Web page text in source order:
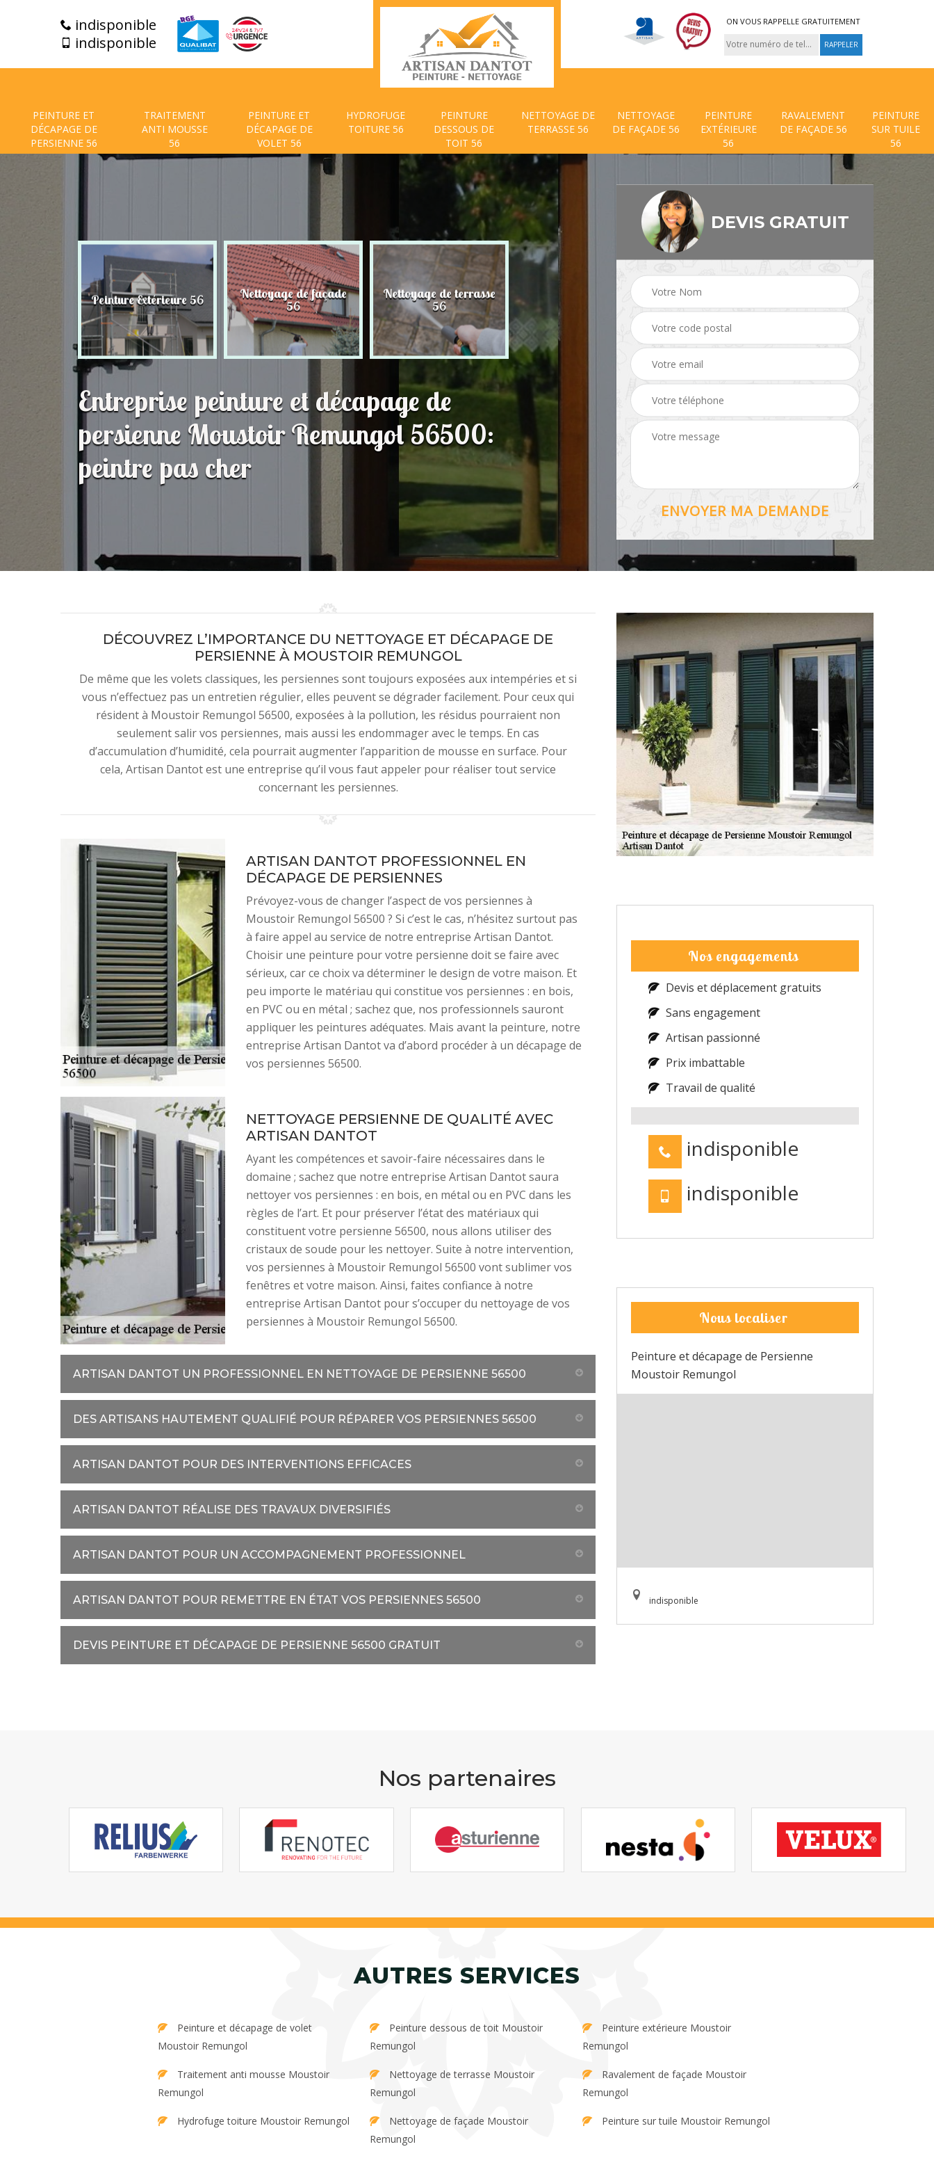
indisponible
indisponible
ON VOUS RAPPELLE GRATUITEMENT
PEINTURE ET
DÉCAPAGE DE
PERSIENNE 56
TRAITEMENT
ANTI MOUSSE
56
PEINTURE ET
DÉCAPAGE DE
VOLET 56
HYDROFUGE
TOITURE 56
PEINTURE
DESSOUS DE
TOIT 56
NETTOYAGE DE
TERRASSE 56
NETTOYAGE
DE FAÇADE 56
PEINTURE
EXTÉRIEURE
56
RAVALEMENT
DE FAÇADE 56
PEINTURE
SUR TUILE
56
Peinture Extérieure 56 Nettoyage de façade
56
Nettoyage de terrasse
56
Peinture dessous de Hydrofuge toiture 56 Traitement anti
Entreprise peinture et décapage de
persienne Moustoir Remungol 56500:
peintre pas cher
DEVIS GRATUIT
DÉCOUVREZ L’IMPORTANCE DU NETTOYAGE ET DÉCAPAGE DE
PERSIENNE À MOUSTOIR REMUNGOL
De même que les volets classiques, les persiennes sont toujours exposées aux intempéries et si
vous n’effectuez pas un entretien régulier, elles peuvent se dégrader facilement. Pour ceux qui
résident à Moustoir Remungol 56500, exposées à la pollution, les résidus pourraient non
seulement salir vos persiennes, mais aussi les endommager avec le temps. En cas
d’accumulation d’humidité, cela pourrait augmenter l’apparition de mousse en surface. Pour
cela, Artisan Dantot est une entreprise qu’il vous faut appeler pour réaliser tout service
concernant les persiennes.
ARTISAN DANTOT PROFESSIONNEL EN
DÉCAPAGE DE PERSIENNES
Prévoyez-vous de changer l’aspect de vos persiennes à
Moustoir Remungol 56500 ? Si c’est le cas, n’hésitez surtout pas
à faire appel au service de notre entreprise Artisan Dantot.
Choisir une peinture pour votre persienne doit se faire avec
sérieux, car ce choix va déterminer le design de votre maison. Et
peu importe le matériau qui constitue vos persiennes : en bois,
en PVC ou en métal ; sachez que, nos professionnels sauront
appliquer les peintures adéquates. Mais avant la peinture, notre
entreprise Artisan Dantot va d’abord procéder à un décapage de
vos persiennes 56500.
NETTOYAGE PERSIENNE DE QUALITÉ AVEC
ARTISAN DANTOT
Ayant les compétences et savoir-faire nécessaires dans le
domaine ; sachez que notre entreprise Artisan Dantot saura
nettoyer vos persiennes : en bois, en métal ou en PVC dans les
règles de l’art. Et pour préserver l’état des matériaux qui
constituent votre persienne 56500, nous allons utiliser des
cristaux de soude pour les nettoyer. Suite à notre intervention,
vos persiennes à Moustoir Remungol 56500 vont sublimer vos
fenêtres et votre maison. Ainsi, faites confiance à notre
entreprise Artisan Dantot pour s’occuper du nettoyage de vos
persiennes à Moustoir Remungol 56500.
ARTISAN DANTOT UN PROFESSIONNEL EN NETTOYAGE DE PERSIENNE 56500
DES ARTISANS HAUTEMENT QUALIFIÉ POUR RÉPARER VOS PERSIENNES 56500
ARTISAN DANTOT POUR DES INTERVENTIONS EFFICACES
ARTISAN DANTOT RÉALISE DES TRAVAUX DIVERSIFIÉS
ARTISAN DANTOT POUR UN ACCOMPAGNEMENT PROFESSIONNEL
ARTISAN DANTOT POUR REMETTRE EN ÉTAT VOS PERSIENNES 56500
DEVIS PEINTURE ET DÉCAPAGE DE PERSIENNE 56500 GRATUIT
Nos engagements
Devis et déplacement gratuits
Sans engagement
Artisan passionné
Prix imbattable
Travail de qualité
indisponible
indisponible
Nous localiser
Peinture et décapage de Persienne
Moustoir Remungol
indisponible
Nos partenaires
AUTRES SERVICES
Moustoir Remungol
Remungol
Hydrofuge toiture Moustoir Remungol
Remungol
Remungol
Remungol
Remungol
Remungol
Peinture sur tuile Moustoir Remungol